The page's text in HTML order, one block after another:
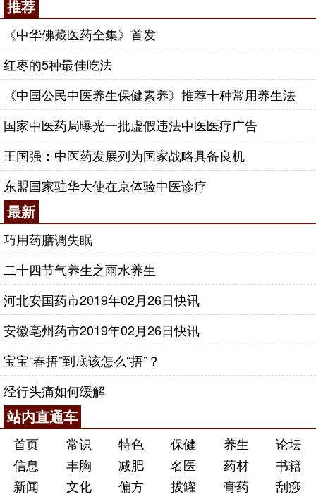
推荐
《中华佛藏医药全集》首发
红枣的5种最佳吃法
《中国公民中医养生保健素养》推荐十种常用养生法
国家中医药局曝光一批虚假违法中医医疗广告
王国强：中医药发展列为国家战略具备良机
东盟国家驻华大使在京体验中医诊疗
最新
巧用药膳调失眠
二十四节气养生之雨水养生
河北安国药市2019年02月26日快讯
安徽亳州药市2019年02月26日快讯
宝宝“春捂”到底该怎么“捂”？
经行头痛如何缓解
站内直通车
首页 常识 特色 保健 养生
论坛
信息
丰胸 减肥 名医 药材
书籍
新闻
文化 偏方 拔罐 膏药
刮痧